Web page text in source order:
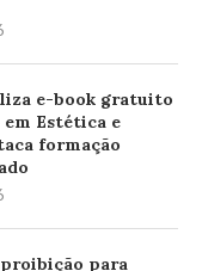
e-book gratuito
em Estética e
formação
para